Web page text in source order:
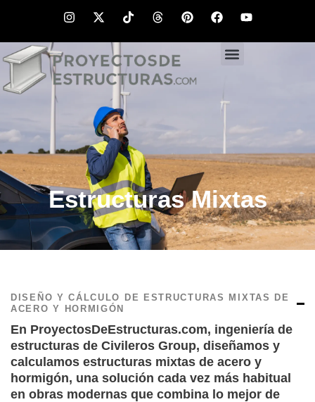
Estructuras Mixtas
DISEÑO Y CÁLCULO DE ESTRUCTURAS MIXTAS DE
ACERO Y HORMIGÓN
En ProyectosDeEstructuras.com, ingeniería de
estructuras de Civileros Group, diseñamos y
calculamos estructuras mixtas de acero y
hormigón, una solución cada vez más habitual
en obras modernas que combina lo mejor de